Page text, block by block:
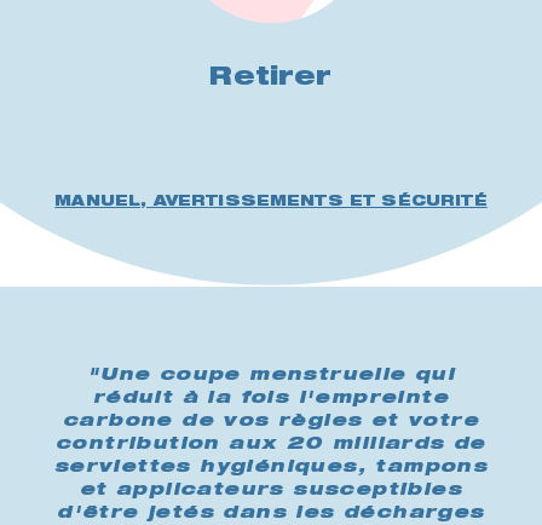
Retirer
MANUEL, AVERTISSEMENTS ET SÉCURITÉ
"Une coupe menstruelle qui
réduit à la fois l'empreinte
carbone de vos règles et votre
contribution aux 20 milliards de
serviettes hygiéniques, tampons
et applicateurs susceptibles
d'être jetés dans les décharges